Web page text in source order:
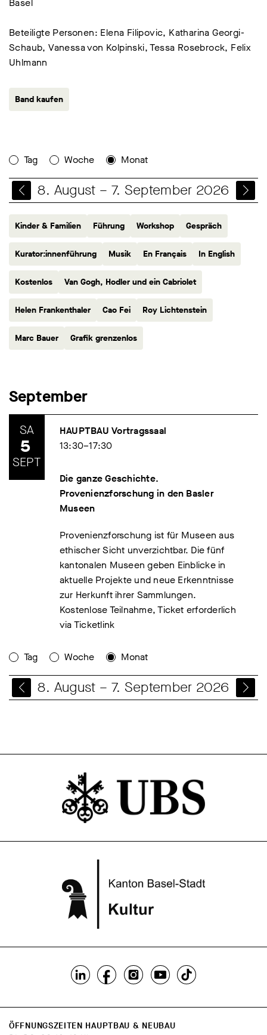
Beteiligte Personen: Elena Filipovic, Katharina Georgi-
Schaub, Vanessa von Kolpinski, Tessa Rosebrock, Felix
Uhlmann
Band kaufen
Tag Woche Monat
8. August – 7. September 2026
Kinder & Familien Führung Workshop Gespräch
Kurator:innenführung Musik En Français In English
Kostenlos Van Gogh, Hodler und ein Cabriolet
Helen Frankenthaler Cao Fei Roy Lichtenstein
Marc Bauer Grafik grenzenlos
September
SA
5
SEPT
HAUPTBAU Vortragssaal
13:30–17:30
Die ganze Geschichte.
Provenienzforschung in den Basler
Museen
Provenienzforschung ist für Museen aus
ethischer Sicht unverzichtbar. Die fünf
kantonalen Museen geben Einblicke in
aktuelle Projekte und neue Erkenntnisse
zur Herkunft ihrer Sammlungen.
Kostenlose Teilnahme, Ticket erforderlich
via Ticketlink
Tag Woche Monat
8. August – 7. September 2026
ÖFFNUNGSZEITEN HAUPTBAU & NEUBAU